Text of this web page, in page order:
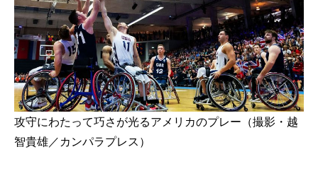
攻守にわたって巧さが光るアメリカのプレー（撮影・越
智貴雄／カンパラプレス）